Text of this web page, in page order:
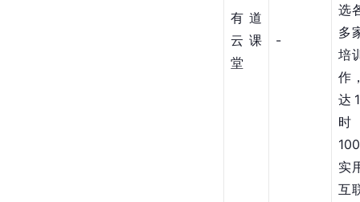
有道
云课
堂
-
选
多
培
作
达
实
互